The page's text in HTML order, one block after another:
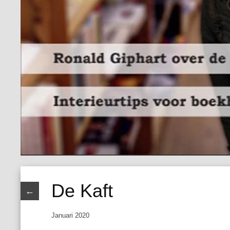
← De Kaft
Januari 2020